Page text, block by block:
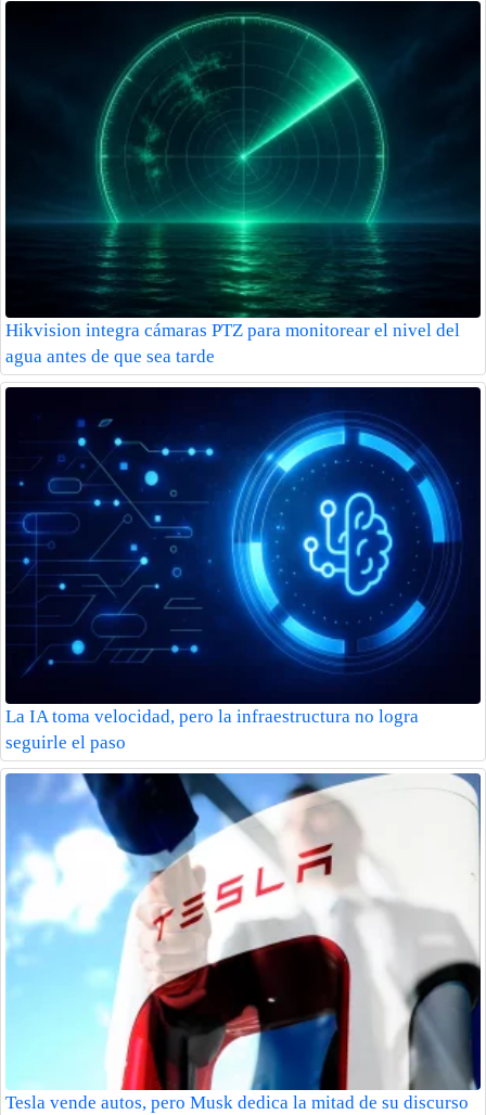
Hikvision integra cámaras PTZ para monitorear el nivel del
agua antes de que sea tarde
La IA toma velocidad, pero la infraestructura no logra
seguirle el paso
Tesla vende autos, pero Musk dedica la mitad de su discurso